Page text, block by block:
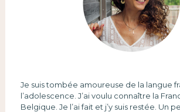
Je suis tombée amoureuse de la langue
l’adolescence. J’ai voulu connaître la
Belgique. Je l’ai fait et j’y suis restée. Un